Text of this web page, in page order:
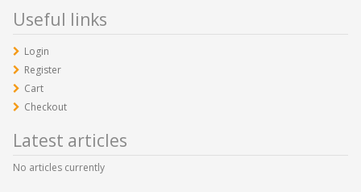
Useful links
Login
Register
Cart
Checkout
Latest articles
No articles currently